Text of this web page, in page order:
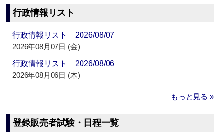
行政情報リスト
行政情報リスト 2026/08/07
2026年08月07日 (金)
行政情報リスト 2026/08/06
2026年08月06日 (木)
もっと見る »
登録販売者試験・日程一覧